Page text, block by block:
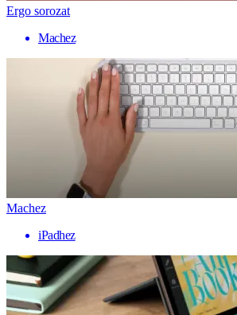
Ergo sorozat
Machez
Machez
iPadhez